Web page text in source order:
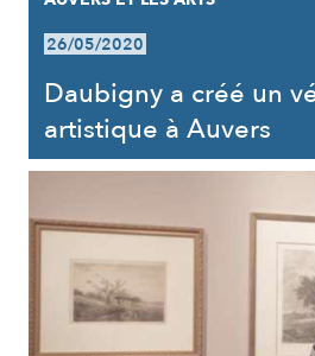
26/05/2020
Daubigny a créé un
artistique à Auvers